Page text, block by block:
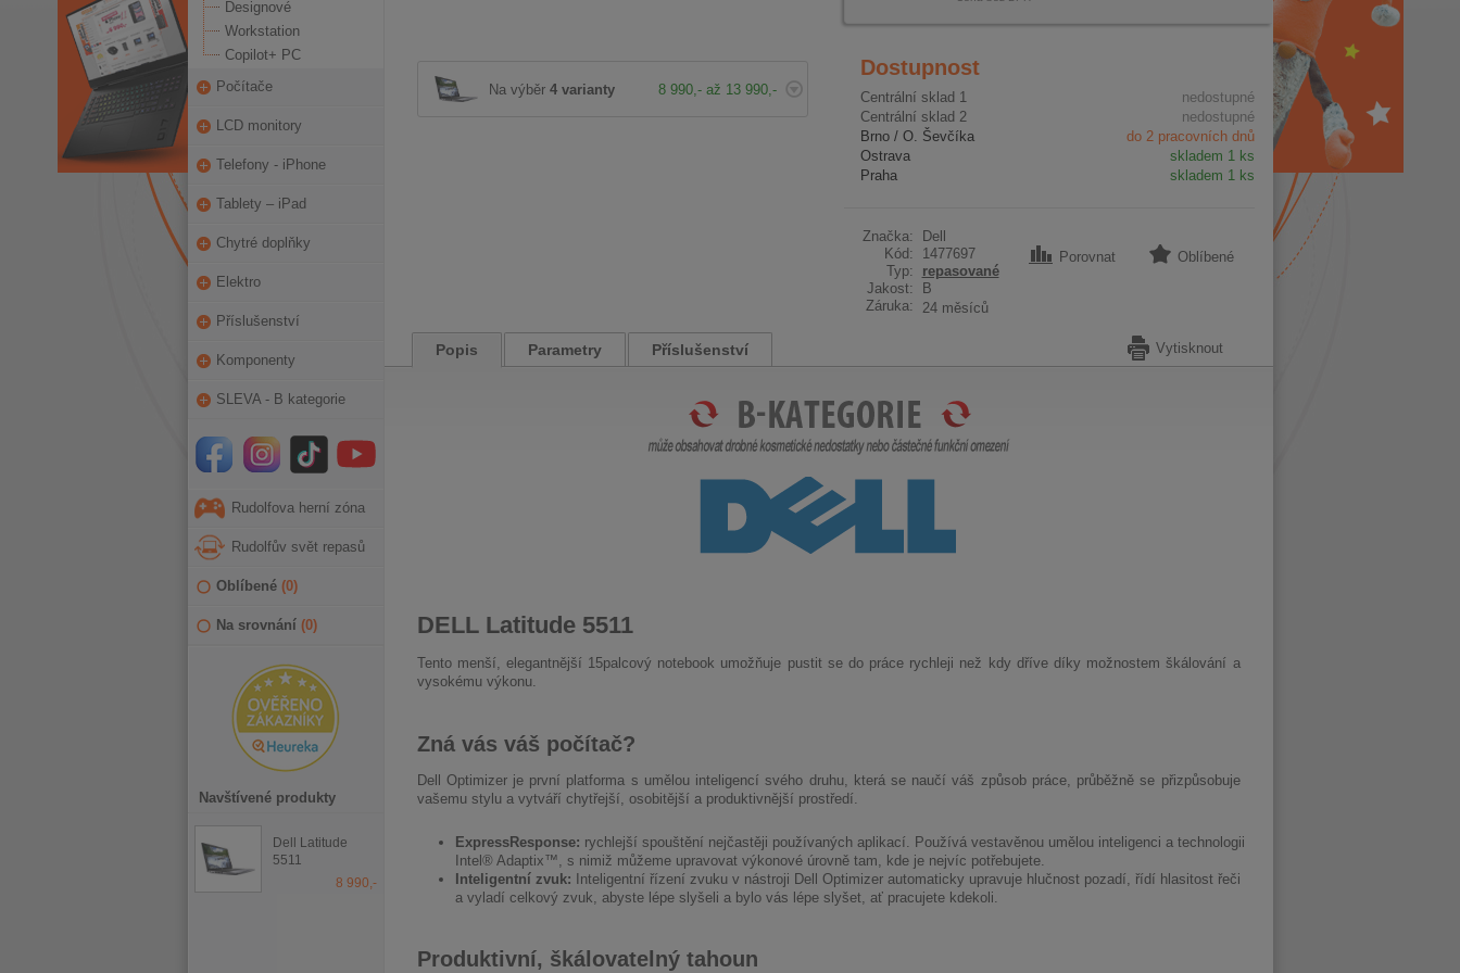
Designové
Workstation
Copilot+ PC
Počítače
LCD monitory
Telefony - iPhone
Tablety – iPad
Chytré doplňky
Elektro
Příslušenství
Komponenty
SLEVA - B kategorie
Rudolfova herní zóna
Rudolfův svět repasů
Oblíbené (0)
Na srovnání (0)
Navštívené produkty
Dell Latitude
5511
8 990,-
Dostupnost
Centrální sklad 1
nedostupné
Centrální sklad 2
nedostupné
Brno / O. Ševčíka
do 2 pracovních dnů
Ostrava
skladem 1 ks
Praha
skladem 1 ks
Značka:
Dell
Kód:
1477697
Typ:
repasované
Jakost:
B
Záruka:
24 měsíců
Porovnat Oblíbené
Na výběr 4 varianty 8 990,- až 13 990,-
Popis Parametry Příslušenství Vytisknout
DELL Latitude 5511
Tento menší, elegantnější 15palcový notebook umožňuje pustit se do práce rychleji než kdy dříve díky možnostem škálování a
vysokému výkonu.
Zná vás váš počítač?
Dell Optimizer je první platforma s umělou inteligencí svého druhu, která se naučí váš způsob práce, průběžně se přizpůsobuje
vašemu stylu a vytváří chytřejší, osobitější a produktivnější prostředí.
ExpressResponse: rychlejší spouštění nejčastěji používaných aplikací. Používá vestavěnou umělou inteligenci a technologii
Intel® Adaptix™, s nimiž můžeme upravovat výkonové úrovně tam, kde je nejvíc potřebujete.
Inteligentní zvuk: Inteligentní řízení zvuku v nástroji Dell Optimizer automaticky upravuje hlučnost pozadí, řídí hlasitost řeči
a vyladí celkový zvuk, abyste lépe slyšeli a bylo vás lépe slyšet, ať pracujete kdekoli.
Produktivní, škálovatelný tahoun